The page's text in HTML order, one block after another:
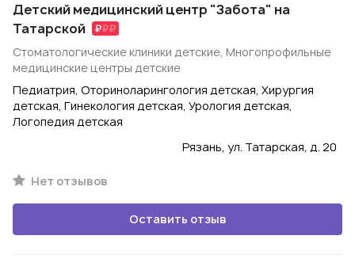
Детский медицинский центр "Забота" на
Татарской
Стоматологические клиники детские, Многопрофильные
медицинские центры детские
Педиатрия, Оториноларингология детская, Хирургия
детская, Гинекология детская, Урология детская,
Логопедия детская
Рязань, ул. Татарская, д. 20
Нет отзывов
Оставить отзыв